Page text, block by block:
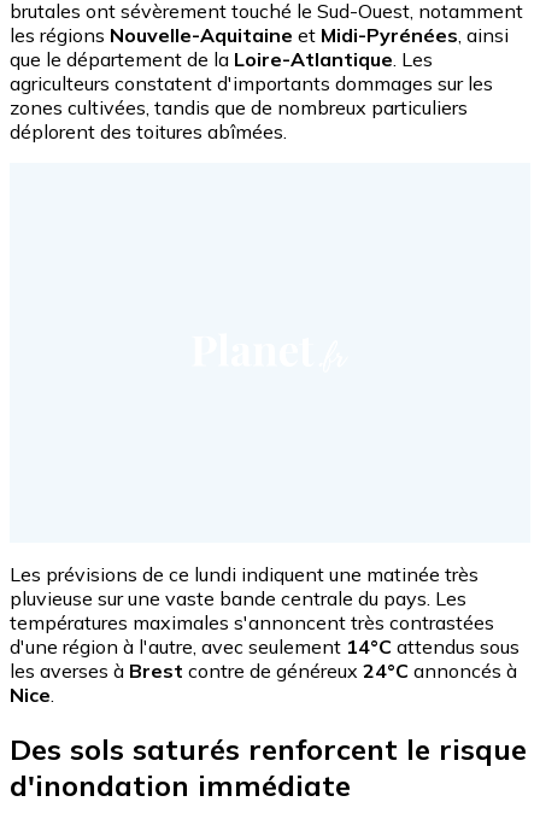
brutales ont sévèrement touché le Sud-Ouest, notamment
les régions Nouvelle-Aquitaine et Midi-Pyrénées , ainsi
que le département de la Loire-Atlantique . Les
agriculteurs constatent d'importants dommages sur les
zones cultivées, tandis que de nombreux particuliers
déplorent des toitures abîmées.
Les prévisions de ce lundi indiquent une matinée très
pluvieuse sur une vaste bande centrale du pays. Les
températures maximales s'annoncent très contrastées
d'une région à l'autre, avec seulement 14°C attendus sous
les averses à Brest contre de généreux 24°C annoncés à
Nice
Des sols saturés renforcent le risque
d'inondation immédiate